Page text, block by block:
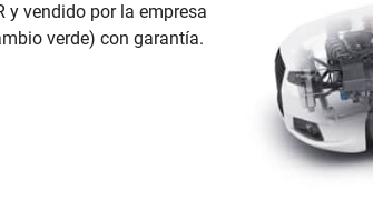
y vendido por la empresa
verde) con garantía.